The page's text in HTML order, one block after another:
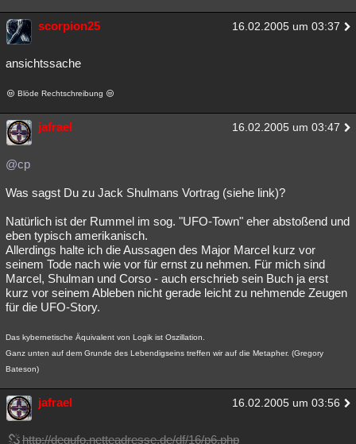
scorpion25 16.02.2005 um 03:37
ansichtssache
Blöde Rechtschreibung
jafrael 16.02.2005 um 03:47
@cp
Was sagst Du zu Jack Shulmans Vortrag (siehe link)?
Natürlich ist der Rummel im sog. "UFO-Town" eher abstoßend und
eben typisch amerikanisch.
Allerdings halte ich die Aussagen des Major Marcel kurz vor
seinem Tode nach wie vor für ernst zu nehmen. Für mich sind
Marcel, Shulman und Corso - auch erschrieb sein Buch ja erst
kurz vor seinem Ableben nicht gerade leicht zu nehmende Zeugen
für die UFO-Story.
Das kybernetische Äquivalent von Logik ist Oszillation.
Ganz unten auf dem Grunde des Lebendigseins treffen wir auf die Metapher. (Gregory
Bateson)
jafrael 16.02.2005 um 03:56
http://degufo.netteadresse.de/df/16/p6.php